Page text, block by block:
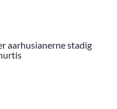
aarhusianerne stadig